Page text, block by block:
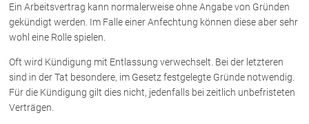
Familienrecht und Scheidungen
Prozessführung und
Schiedsgerichtsbarkeit
Skiunfälle in Österreich
Über uns
Ein Arbeitsvertrag kann normalerweise ohne Angabe von Gründen
gekündigt werden. Im Falle einer Anfechtung können diese aber sehr
wohl eine Rolle spielen.
Oft wird Kündigung mit Entlassung verwechselt. Bei der letzteren
sind in der Tat besondere, im Gesetz festgelegte Gründe notwendig.
Für die Kündigung gilt dies nicht, jedenfalls bei zeitlich unbefristeten
Verträgen.